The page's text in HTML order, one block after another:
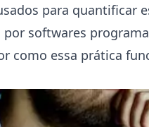
para quantificar
softwares
como essa prática